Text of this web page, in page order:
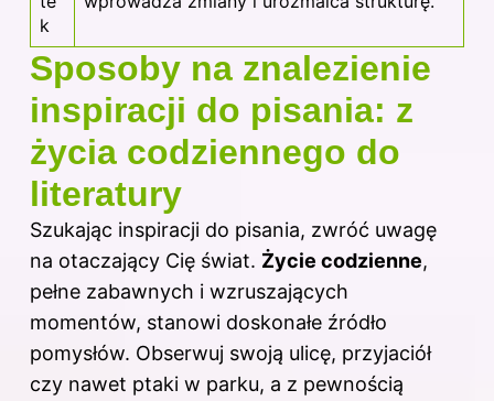
k
Sposoby na znalezienie
inspiracji do pisania: z
życia codziennego do
literatury
Szukając inspiracji do pisania, zwróć uwagę
na otaczający Cię świat. Życie codzienne,
pełne zabawnych i wzruszających
momentów, stanowi doskonałe źródło
pomysłów. Obserwuj swoją ulicę, przyjaciół
czy nawet ptaki w parku, a z pewnością